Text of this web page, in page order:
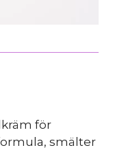
för
smälter